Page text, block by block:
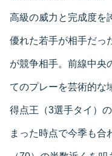
高級の威力と完成度を
優れた若手が相手だっ
が競争相手。前線中央
てのプレーを芸術的な
得点王（3選手タイ）
まった時点で今季も合